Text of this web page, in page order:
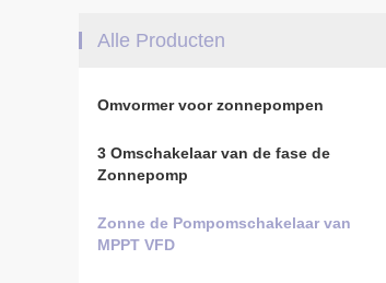
Alle Producten
Omvormer voor zonnepompen
3 Omschakelaar van de fase de
Zonnepomp
Zonne de Pompomschakelaar van
MPPT VFD